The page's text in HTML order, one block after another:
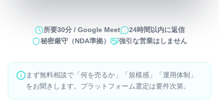
所要30分 / Google Meet
24時間以内に返信
秘密厳守（NDA準拠）
強引な営業はしません
まず無料相談で「何を売るか」「規模感」「運用体制」
をお聞きします。プラットフォーム選定は要件次第。